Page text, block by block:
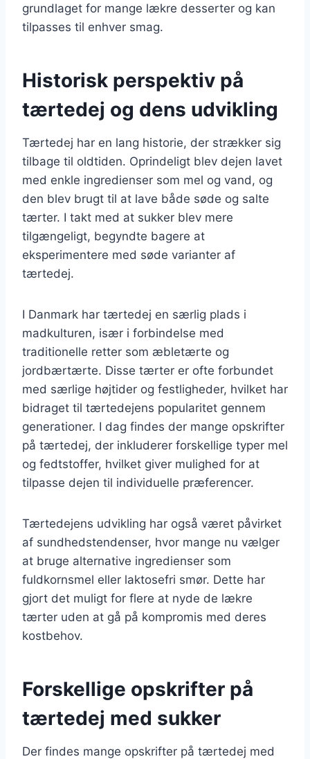
grundlaget for mange lækre desserter og kan
tilpasses til enhver smag.
Historisk perspektiv på
tærtedej og dens udvikling
Tærtedej har en lang historie, der strækker sig
tilbage til oldtiden. Oprindeligt blev dejen lavet
med enkle ingredienser som mel og vand, og
den blev brugt til at lave både søde og salte
tærter. I takt med at sukker blev mere
tilgængeligt, begyndte bagere at
eksperimentere med søde varianter af
tærtedej.
I Danmark har tærtedej en særlig plads i
madkulturen, især i forbindelse med
traditionelle retter som æbletærte og
jordbærtærte. Disse tærter er ofte forbundet
med særlige højtider og festligheder, hvilket har
bidraget til tærtedejens popularitet gennem
generationer. I dag findes der mange opskrifter
på tærtedej, der inkluderer forskellige typer mel
og fedtstoffer, hvilket giver mulighed for at
tilpasse dejen til individuelle præferencer.
Tærtedejens udvikling har også været påvirket
af sundhedstendenser, hvor mange nu vælger
at bruge alternative ingredienser som
fuldkornsmel eller laktosefri smør. Dette har
gjort det muligt for flere at nyde de lækre
tærter uden at gå på kompromis med deres
kostbehov.
Forskellige opskrifter på
tærtedej med sukker
Der findes mange opskrifter på tærtedej med